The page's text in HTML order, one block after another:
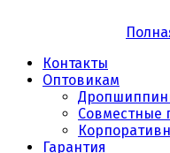
Контакты
Оптовикам
Совместные
Гарантия